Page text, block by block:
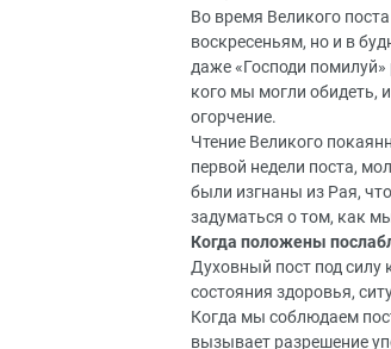
Во время Великого
воскресеньям, но и в
даже «Господи
кого мы могли обидеть,
огорчение.
Чтение Великого
первой недели поста,
были изгнаны из Рая,
задуматься о том, как
Когда положены
Духовный пост под силу
состояния здоровья,
Когда мы соблюдаем
вызывает разрешение